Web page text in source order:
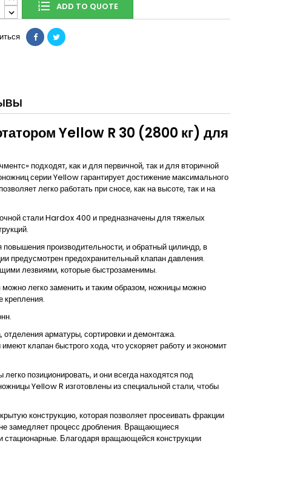
ADD TO QUOTE
Yellow R 30 (2800 кг) для
подходят, как и для первичной, так и для вторичной
серии Yellow гарантирует достижение максимального
легко работать при сносе, как на высоте, так и на
стали Hardox 400 и предназначены для тяжелых
производительности, и обратный цилиндр, в
предусмотрен предохранительный клапан давления.
лезвиями, которые быстрозаменимы.
легко заменить и таким образом, ножницы можно
арматуры, сортировки и демонтажа.
клапан быстрого хода, что ускоряет работу и экономит
позиционировать, и они всегда находятся под
Yellow R изготовлены из специальной стали, чтобы
конструкцию, которая позволяет просеивать фракции
не замедляет процесс дробления. Вращающиеся
стационарные. Благодаря вращающейся конструкции